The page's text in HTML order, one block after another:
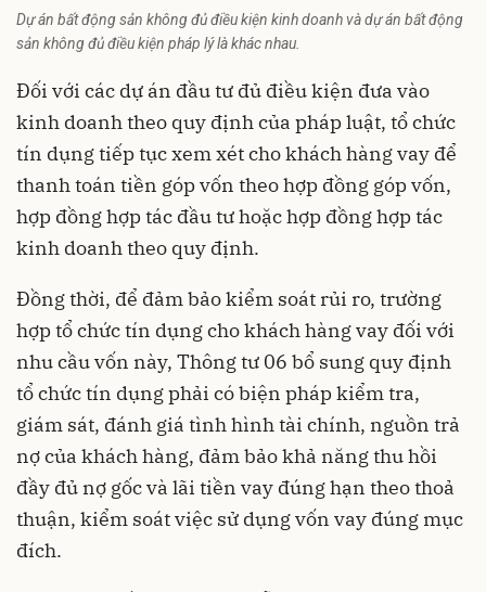
Dự án bất động sản không đủ điều kiện kinh doanh và dự án bất động
sản không đủ điều kiện pháp lý là khác nhau.
Đối với các dự án đầu tư đủ điều kiện đưa vào
kinh doanh theo quy định của pháp luật, tổ chức
tín dụng tiếp tục xem xét cho khách hàng vay để
thanh toán tiền góp vốn theo hợp đồng góp vốn,
hợp đồng hợp tác đầu tư hoặc hợp đồng hợp tác
kinh doanh theo quy định.
Đồng thời, để đảm bảo kiểm soát rủi ro, trường
hợp tổ chức tín dụng cho khách hàng vay đối với
nhu cầu vốn này, Thông tư 06 bổ sung quy định
tổ chức tín dụng phải có biện pháp kiểm tra,
giám sát, đánh giá tình hình tài chính, nguồn trả
nợ của khách hàng, đảm bảo khả năng thu hồi
đầy đủ nợ gốc và lãi tiền vay đúng hạn theo thoả
thuận, kiểm soát việc sử dụng vốn vay đúng mục
đích.